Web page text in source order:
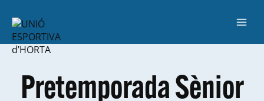
Pretemporada Sènior